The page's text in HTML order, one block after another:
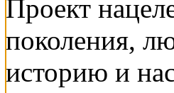
Проект
поколения,
историю и